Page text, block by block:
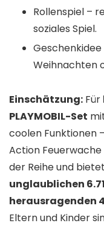
Rollenspiel –
soziales Spiel.
Weihnachten
Einschätzung: Für
PLAYMOBIL-Set
coolen Funktionen
Action
der Reihe und
unglaublichen
herausragenden
Eltern und Kinder